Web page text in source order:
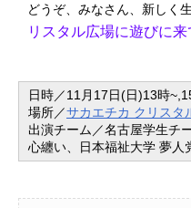
どうぞ、みなさん、新しく
リスタル広場に遊びに
日時／11月17日(日)13時
場所／サカエチカ クリスタ
出演チーム／名古屋学生チ
心纏い、日本福祉大学 夢人